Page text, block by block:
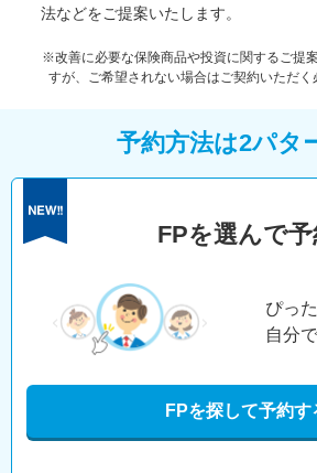
法などをご提案いたします。
※改善に必要な保険商品や投資に関するご提
すが、ご希望されない場合はご契約いただく
予約方法は2パタ
FPを選んで予
ぴっ
自分
FPを探して予約す